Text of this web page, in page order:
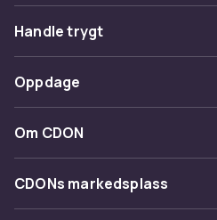
Vanlige spørsmål
Spor pakke
Angre & returner her
Kontakt oss
Handle trygt
Betaling
Levering
Tilbakekallinger
Oppdage
Kategorier
Varemerker
Om CDON
Om oss
Kundeanmeldelser
CDONs markedsplass